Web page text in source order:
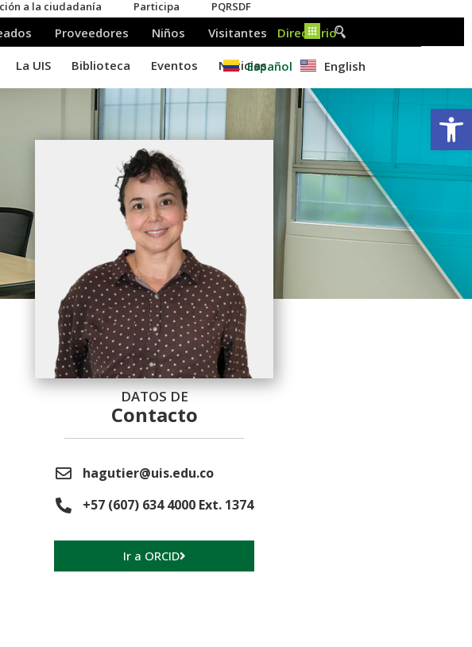
Español English
DATOS DE
Contacto
hagutier@uis.edu.co
+57 (607) 634 4000 Ext. 1374
Ir a ORCID